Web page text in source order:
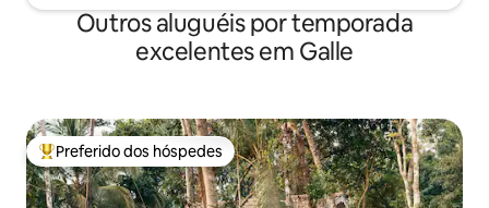
Outros aluguéis por temporada
excelentes em Galle
Entre os melhores preferidos dos hóspedes
Preferido dos hóspedes